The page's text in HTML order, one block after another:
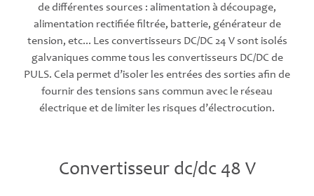
de différentes sources : alimentation à découpage,
alimentation rectifiée filtrée, batterie, générateur de
tension, etc... Les convertisseurs DC/DC 24 V sont isolés
galvaniques comme tous les convertisseurs DC/DC de
PULS. Cela permet d’isoler les entrées des sorties afin de
fournir des tensions sans commun avec le réseau
électrique et de limiter les risques d’électrocution.
Convertisseur dc/dc 48 V